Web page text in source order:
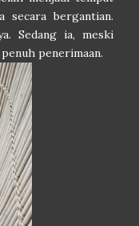
secara bergantian.
Sedang ia, meski
penerimaan.